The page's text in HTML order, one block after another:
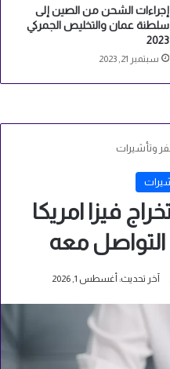
إجراءات الشحن من الصين إلى
سلطنة عمان والتخليص الجمركي
2023
سبتمبر 21, 2023